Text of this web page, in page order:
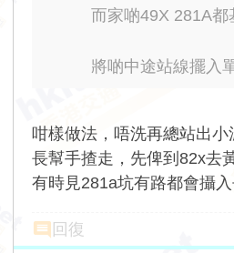
而家啲49X 281A
將啲中途站線擺入
咁樣做法，唔洗再總站出
長幫手揸走，先俾到82x去
有時見281a坑有路都會攝
回復